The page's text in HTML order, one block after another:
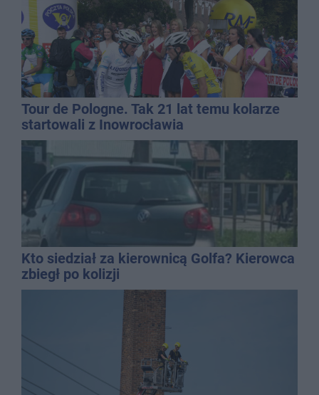
Tour de Pologne. Tak 21 lat temu kolarze
startowali z Inowrocławia
Kto siedział za kierownicą Golfa? Kierowca
zbiegł po kolizji